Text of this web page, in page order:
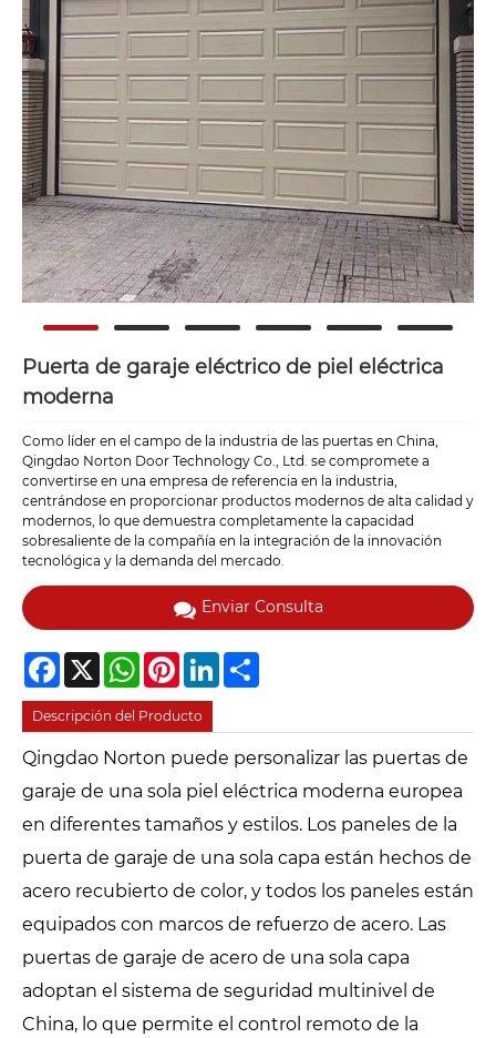
Puerta de garaje eléctrico de piel eléctrica
moderna
Como líder en el campo de la industria de las puertas en China,
Qingdao Norton Door Technology Co., Ltd. se compromete a
convertirse en una empresa de referencia en la industria,
centrándose en proporcionar productos modernos de alta calidad y
modernos, lo que demuestra completamente la capacidad
sobresaliente de la compañía en la integración de la innovación
tecnológica y la demanda del mercado.
Enviar Consulta
Facebook
X WhatsAppPinterestLinkedIn
Descripción del Producto
Qingdao Norton puede personalizar las puertas de
garaje de una sola piel eléctrica moderna europea
en diferentes tamaños y estilos. Los paneles de la
puerta de garaje de una sola capa están hechos de
acero recubierto de color, y todos los paneles están
equipados con marcos de refuerzo de acero. Las
puertas de garaje de acero de una sola capa
adoptan el sistema de seguridad multinivel de
China, lo que permite el control remoto de la